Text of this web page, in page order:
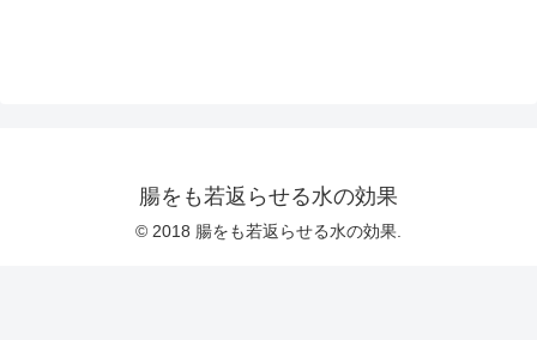
腸をも若返らせる水の効果
© 2018 腸をも若返らせる水の効果.